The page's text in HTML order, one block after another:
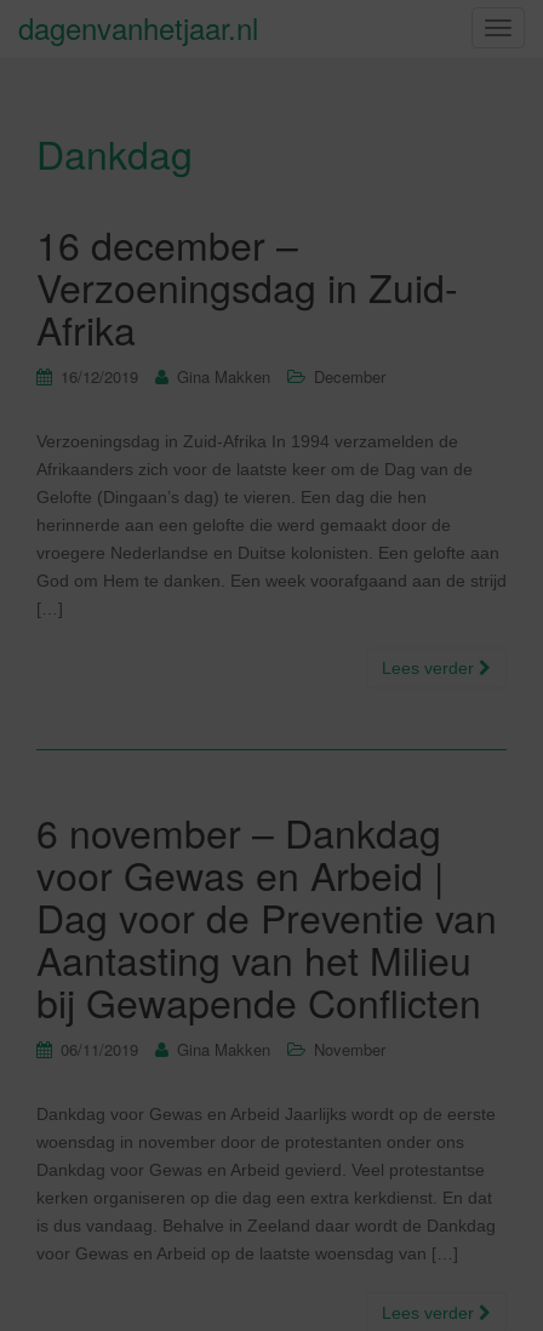
S
dagenvanhetjaar.nl
Dankdag
16 december –
Verzoeningsdag in Zuid-
Afrika
16/12/2019 Gina Makken December
Verzoeningsdag in Zuid-Afrika In 1994 verzamelden de
Afrikaanders zich voor de laatste keer om de Dag van de
Gelofte (Dingaan’s dag) te vieren. Een dag die hen
herinnerde aan een gelofte die werd gemaakt door de
vroegere Nederlandse en Duitse kolonisten. Een gelofte aan
God om Hem te danken. Een week voorafgaand aan de strijd
[…]
Lees verder
6 november – Dankdag
voor Gewas en Arbeid |
Dag voor de Preventie van
Aantasting van het Milieu
bij Gewapende Conflicten
06/11/2019 Gina Makken November
Dankdag voor Gewas en Arbeid Jaarlijks wordt op de eerste
woensdag in november door de protestanten onder ons
Dankdag voor Gewas en Arbeid gevierd. Veel protestantse
kerken organiseren op die dag een extra kerkdienst. En dat
is dus vandaag. Behalve in Zeeland daar wordt de Dankdag
voor Gewas en Arbeid op de laatste woensdag van […]
Lees verder